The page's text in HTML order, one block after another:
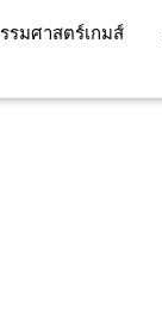
รมศาสตร์เกมส์